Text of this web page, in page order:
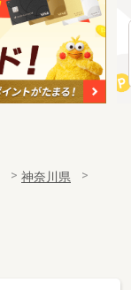
神奈川県